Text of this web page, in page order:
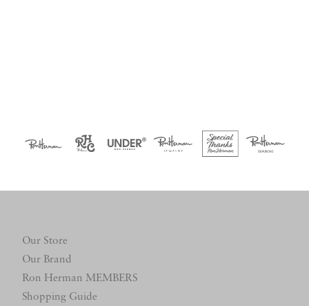
Our Store
Our Brand
Ron Herman MEMBERS
Shopping Guide